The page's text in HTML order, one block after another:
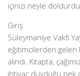
içinizi neyle
Giriş
Süleymaniye Vakfı
eğitimcilerden
alındı. Kitapta,
ihtiyaç duyduğu pek